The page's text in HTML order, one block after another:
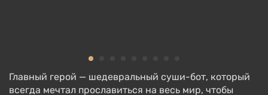
Главный герой — шедевральный суши-бот, который
всегда мечтал прославиться на весь мир, чтобы